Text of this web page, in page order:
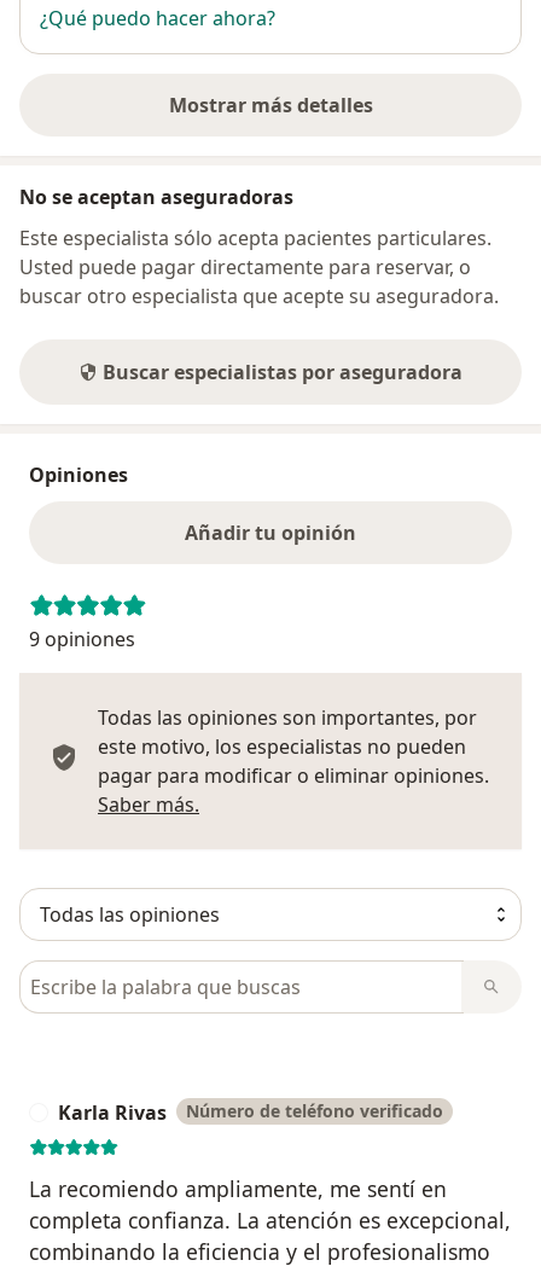
¿Qué puedo hacer ahora?
Mostrar más detalles
sobre la dirección
No se aceptan aseguradoras
Este especialista sólo acepta pacientes particulares.
Usted puede pagar directamente para reservar, o
buscar otro especialista que acepte su aseguradora.
Buscar especialistas por aseguradora
Opiniones
Añadir tu opinión
9 opiniones
Todas las opiniones son importantes, por
este motivo, los especialistas no pueden
pagar para modificar o eliminar opiniones.
Saber más.
Busca en opiniones
Karla Rivas Número de teléfono verificado
La recomiendo ampliamente, me sentí en
completa confianza. La atención es excepcional,
combinando la eficiencia y el profesionalismo